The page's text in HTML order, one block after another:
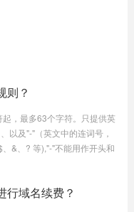
则？
，最多63个字符。只提供英
以及"-"（英文中的连词号，
&、? 等),"-"不能用作开头和
行域名续费？